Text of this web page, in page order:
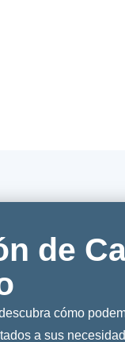
de
cómo
a sus